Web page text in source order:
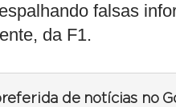
falsas
da F1.
de notícias no